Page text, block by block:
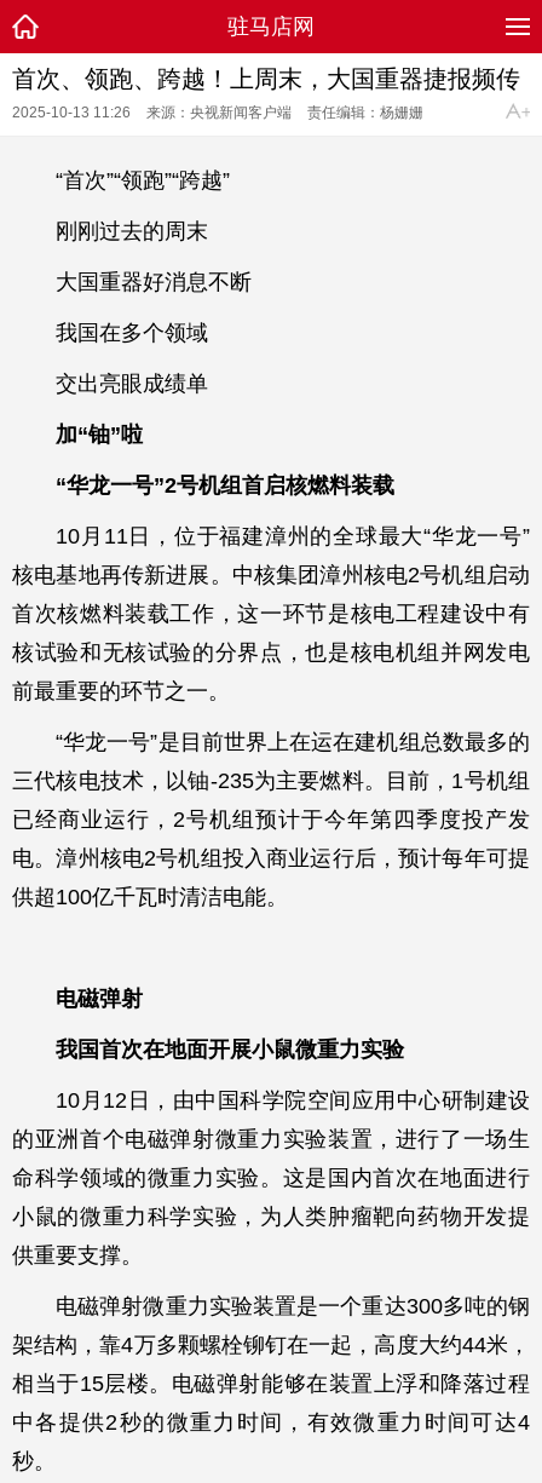
驻马店网
首次、领跑、跨越！上周末，大国重器捷报频传
2025-10-13 11:26 来源：央视新闻客户端 责任编辑：杨姗姗
“首次”“领跑”“跨越”
刚刚过去的周末
大国重器好消息不断
我国在多个领域
交出亮眼成绩单
加“铀”啦
“华龙一号”2号机组首启核燃料装载
10月11日，位于福建漳州的全球最大“华龙一号”
核电基地再传新进展。中核集团漳州核电2号机组启动
首次核燃料装载工作，这一环节是核电工程建设中有
核试验和无核试验的分界点，也是核电机组并网发电
前最重要的环节之一。
“华龙一号”是目前世界上在运在建机组总数最多的
三代核电技术，以铀-235为主要燃料。目前，1号机组
已经商业运行，2号机组预计于今年第四季度投产发
电。漳州核电2号机组投入商业运行后，预计每年可提
供超100亿千瓦时清洁电能。
电磁弹射
我国首次在地面开展小鼠微重力实验
10月12日，由中国科学院空间应用中心研制建设
的亚洲首个电磁弹射微重力实验装置，进行了一场生
命科学领域的微重力实验。这是国内首次在地面进行
小鼠的微重力科学实验，为人类肿瘤靶向药物开发提
供重要支撑。
电磁弹射微重力实验装置是一个重达300多吨的钢
架结构，靠4万多颗螺栓铆钉在一起，高度大约44米，
相当于15层楼。电磁弹射能够在装置上浮和降落过程
中各提供2秒的微重力时间，有效微重力时间可达4
秒。